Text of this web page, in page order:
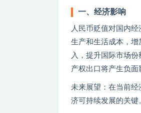
一、经济影响
人民币贬值对国内
生产和生活成本，
入，提升国际市场
产权出口将产生负面
未来展望：在当前
济可持续发展的关键